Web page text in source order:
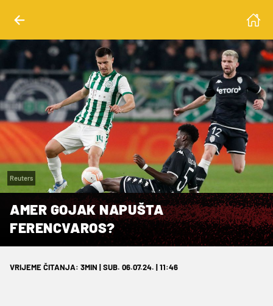
Reuters
AMER GOJAK NAPUŠTA
FERENCVAROS?
VRIJEME ČITANJA: 3MIN | SUB. 06.07.24. | 11:46